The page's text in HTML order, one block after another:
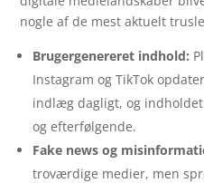
nogle af de mest aktuelt
Brugergenereret indhold:
Instagram og TikTok
indlæg dagligt, og
og efterfølgende.
Fake news og
troværdige medier, men